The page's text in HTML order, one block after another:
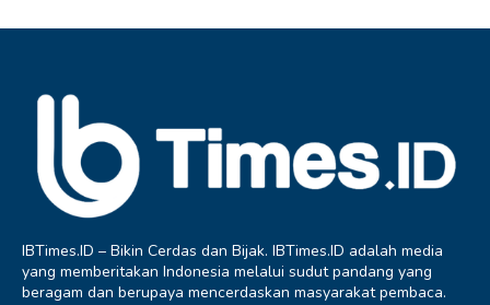
IBTimes.ID – Bikin Cerdas dan Bijak. IBTimes.ID adalah media
yang memberitakan Indonesia melalui sudut pandang yang
beragam dan berupaya mencerdaskan masyarakat pembaca.